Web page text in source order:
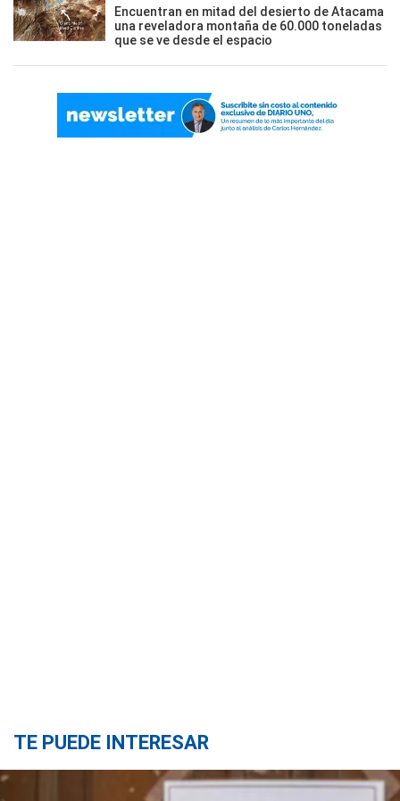
Encuentran en mitad del desierto de Atacama
una reveladora montaña de 60.000 toneladas
que se ve desde el espacio
TE PUEDE INTERESAR